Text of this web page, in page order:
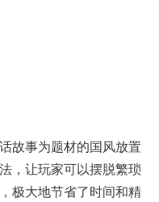
故事为题材的国风放置
，让玩家可以摆脱繁琐
极大地节省了时间和精